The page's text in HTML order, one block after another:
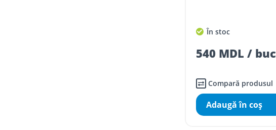
În stoc
540 MDL / buc
Compară produsul
Adaugă în coş